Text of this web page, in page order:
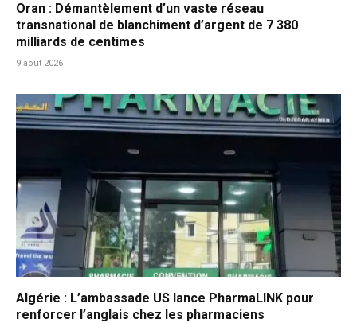
Oran : Démantèlement d’un vaste réseau
transnational de blanchiment d’argent de 7 380
milliards de centimes
9 août 2026
Algérie : L’ambassade US lance PharmaLINK pour
renforcer l’anglais chez les pharmaciens